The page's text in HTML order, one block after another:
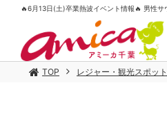
🔥6月13日(土)卒業熱波イベント情報🔥 男性
TOP レジャー・観光スポット